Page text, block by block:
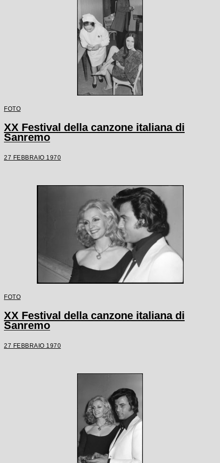
FOTO
XX Festival della canzone italiana di
Sanremo
27 FEBBRAIO 1970
FOTO
XX Festival della canzone italiana di
Sanremo
27 FEBBRAIO 1970